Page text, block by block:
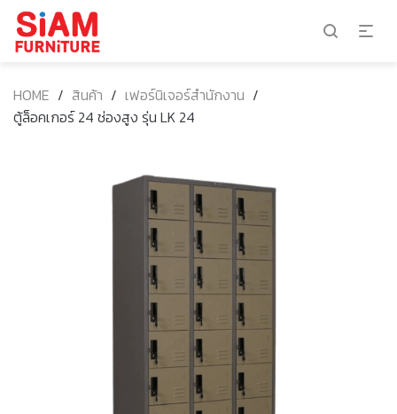
HOME / สินค้า / เฟอร์นิเจอร์สำนักงาน /
ตู้ล็อคเกอร์ 24 ช่องสูง รุ่น LK 24